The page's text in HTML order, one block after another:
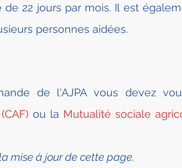
22 jours par mois. Il est
personnes aidées.
de l'AJPA vous devez
ou la Mutualité sociale
mise à jour de cette page.